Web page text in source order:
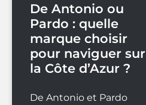
De Antonio ou
Pardo : quelle
marque choisir
pour naviguer sur
la Côte d’Azur ?
De Antonio et Pardo